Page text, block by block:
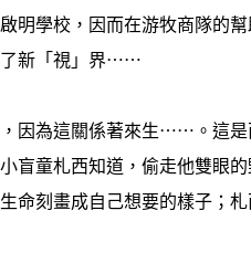
明學校，因而在游牧商隊的
了新「視」界⋯⋯
因為這關係著來生⋯⋯。這是
盲童札西知道，偷走他雙眼的
命刻畫成自己想要的樣子；